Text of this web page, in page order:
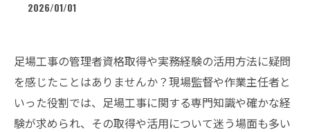
2026/01/01
足場工事の管理者資格取得や実務経験の活用方法に疑問
を感じたことはありませんか？現場監督や作業主任者と
いった役割では、足場工事に関する専門知識や確かな経
験が求められ、その取得や活用について迷う場面も多い